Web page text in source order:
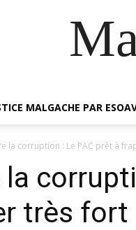
MALGACHE PAR
la corruption : Le PAC prêt à
très fort